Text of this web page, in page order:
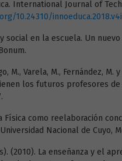
International Journal of
10.24310/
social en la escuela. Un
M., Varela, M., Fernández, M.
los futuros profesores de
Física como reelaboración
Nacional de Cuyo,
(2010). La enseñanza y el